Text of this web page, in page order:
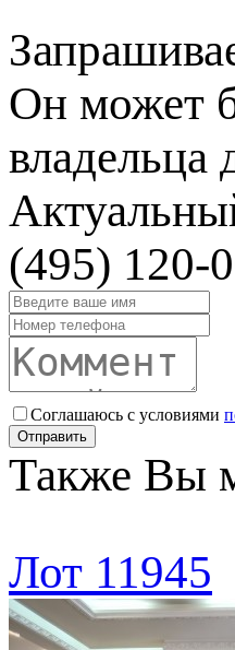
Он может
владельца
(495) 120-
Соглашаюсь с условиями
Отправить
Также Вы
Лот 11945